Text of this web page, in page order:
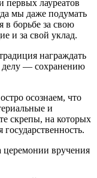
первых лауреатов
мы даже подумать
в борьбе за свою
и за свой уклад.
награждать
делу — сохранению
осознаем, что
и
скрепы, на которых
государственность.